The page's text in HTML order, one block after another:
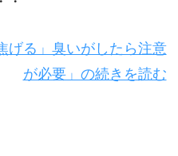
げる」臭いがしたら注意
が必要」の続きを読む